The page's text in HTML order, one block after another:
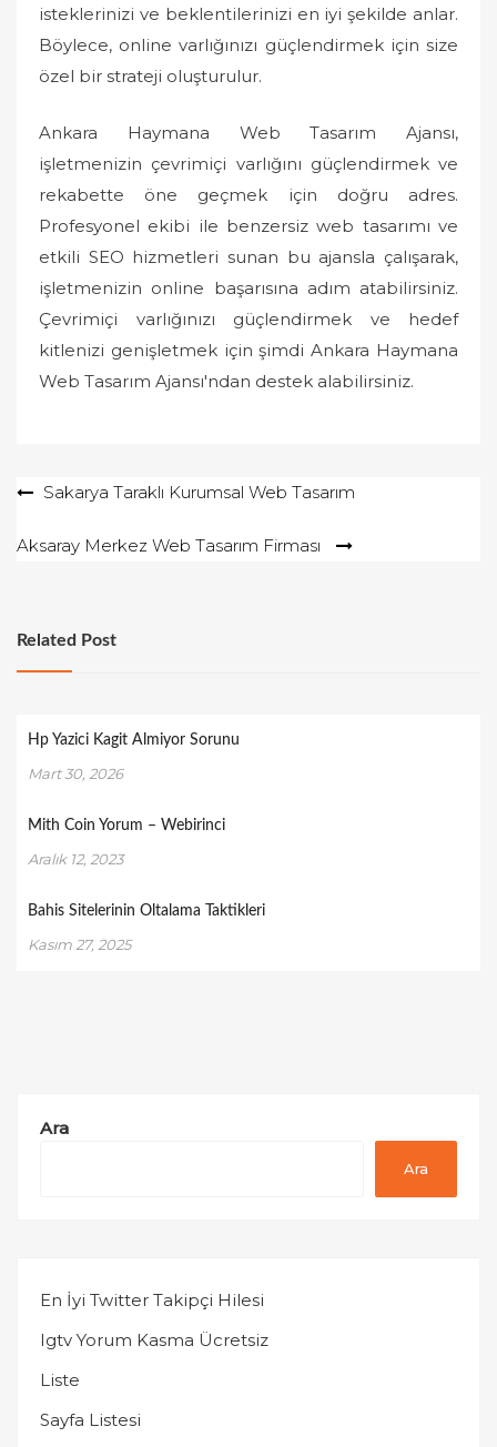
isteklerinizi ve beklentilerinizi en iyi şekilde anlar.
Böylece, online varlığınızı güçlendirmek için size
özel bir strateji oluşturulur.
Ankara Haymana Web Tasarım Ajansı,
işletmenizin çevrimiçi varlığını güçlendirmek ve
rekabette öne geçmek için doğru adres.
Profesyonel ekibi ile benzersiz web tasarımı ve
etkili SEO hizmetleri sunan bu ajansla çalışarak,
işletmenizin online başarısına adım atabilirsiniz.
Çevrimiçi varlığınızı güçlendirmek ve hedef
kitlenizi genişletmek için şimdi Ankara Haymana
Web Tasarım Ajansı'ndan destek alabilirsiniz.
YazıSakarya Taraklı Kurumsal Web Tasarım
Aksaray Merkez Web Tasarım Firması
Related Post
Hp Yazici Kagit Almiyor Sorunu
Mart 30, 2026
Mith Coin Yorum – Webirinci
Aralık 12, 2023
Bahis Sitelerinin Oltalama Taktikleri
Kasım 27, 2025
Ara
Ara
En İyi Twitter Takipçi Hilesi
Igtv Yorum Kasma Ücretsiz
Liste
Sayfa Listesi